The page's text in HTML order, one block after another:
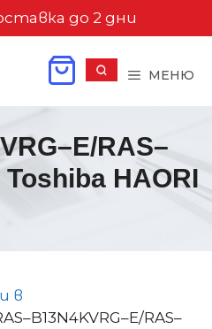
до 2 дни
МЕНЮ
RAS–
HAORI
в
RAS–